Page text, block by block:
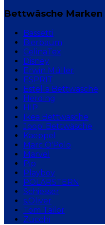
Bettwäsche Marken
Bassetti
Bierbaum
CelinaTex
Disney
Erwin Müller
ESPRIT
Estella Bettwäsche
Herding
HIP
Ikea Bettwäsche
Joop! Bettwäsche
Kaeppel
Marc O'Polo
Marvel
Pip
Playboy
POLARSTERN
Schiesser
s.Oliver
Tom Tailor
Zucchi